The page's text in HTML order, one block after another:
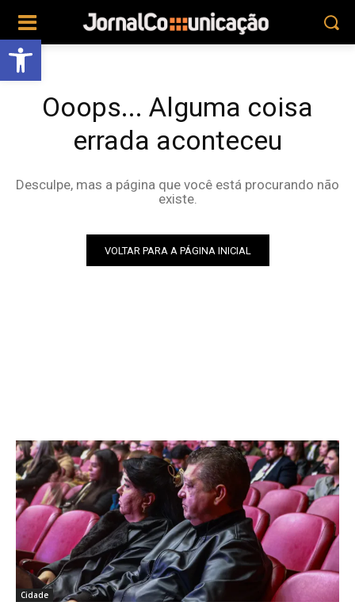
Abrir a barra de ferramentas
Ooops... Alguma coisa
errada aconteceu
Desculpe, mas a página que você está procurando não
existe.
VOLTAR PARA A PÁGINA INICIAL
Cidade